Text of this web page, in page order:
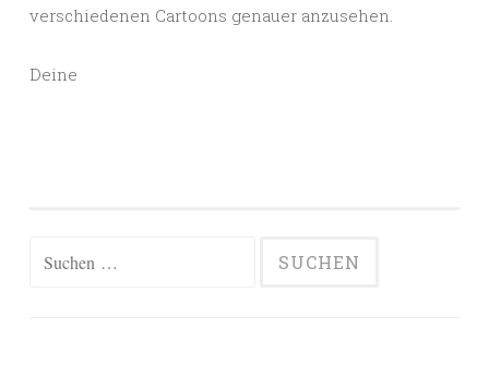
verschiedenen Cartoons genauer anzusehen.
Deine
Suchen